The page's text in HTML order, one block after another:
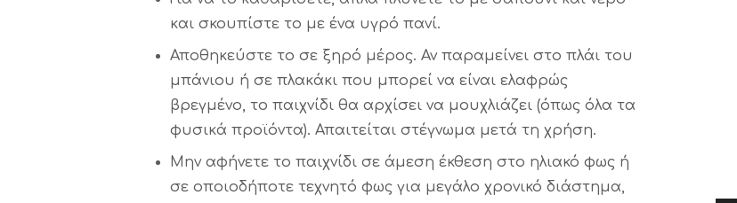
και σκουπίστε το με ένα υγρό πανί.
Αποθηκεύστε το σε ξηρό μέρος. Αν παραμείνει στο πλάι του
μπάνιου ή σε πλακάκι που μπορεί να είναι ελαφρώς
βρεγμένο, το παιχνίδι θα αρχίσει να μουχλιάζει (όπως όλα τα
φυσικά προϊόντα). Απαιτείται στέγνωμα μετά τη χρήση.
Μην αφήνετε το παιχνίδι σε άμεση έκθεση στο ηλιακό φως ή
σε οποιοδήποτε τεχνητό φως για μεγάλο χρονικό διάστημα,